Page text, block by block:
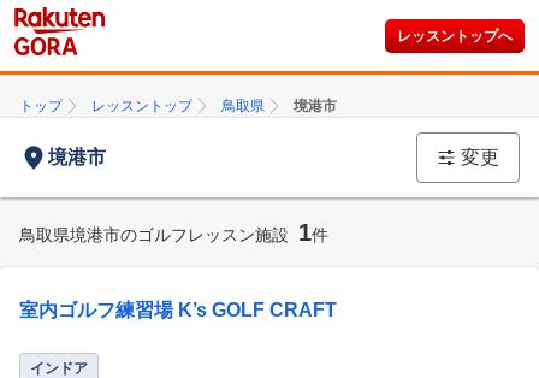
レッスントップへ
トップ レッスントップ 鳥取県 境港市
境港市 変更
鳥取県境港市のゴルフレッスン施設 1件
室内ゴルフ練習場 K’s GOLF CRAFT
インドア